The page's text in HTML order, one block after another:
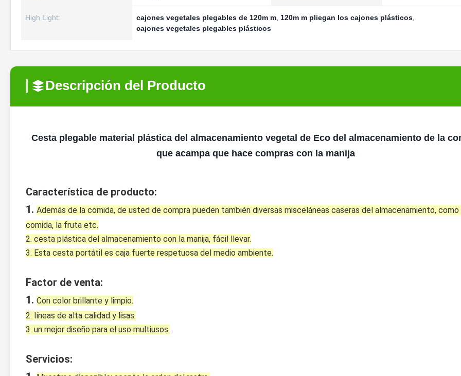
High Light: cajones vegetales plegables de 120m m 120m m pliegan los cajones plásticos
cajones vegetales plegables plásticos
Descripción del Producto
Cesta plegable material plástica del almacenamiento vegetal de Eco del almacenamiento de la
que acampa que hace compras con la manija
Característica de producto:
1. Además de la comida, de usted de compra pueden también diversas misceláneas caseras del almacenamiento, como
comida, la fruta etc.
2. cesta plástica del almacenamiento con la manija, fácil llevar.
3. Esta cesta portátil es caja fuerte respetuosa del medio ambiente.
Factor de venta:
1. Con color brillante y limpio.
2. líneas de alta calidad y lisas.
3. un mejor diseño para el uso multiusos.
Servicios: